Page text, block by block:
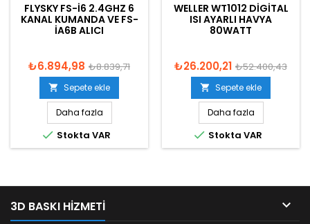
FLYSKY FS-I6 2.4GHZ 6
KANAL KUMANDA VE FS-
IA6B ALICI
₺6.894,98 ₺8.839,71
 Sepete ekle
Daha fazla
 Stokta VAR
WELLER WT1012 DIGITAL
ISI AYARLI HAVYA
80WATT
₺26.200,21 ₺52.400,43
 Sepete ekle
Daha fazla
 Stokta VAR
3D BASKI HIZMETI 